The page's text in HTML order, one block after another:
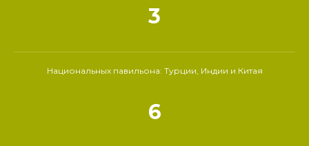
3
Национальных павильона: Турции, Индии и Китая
6